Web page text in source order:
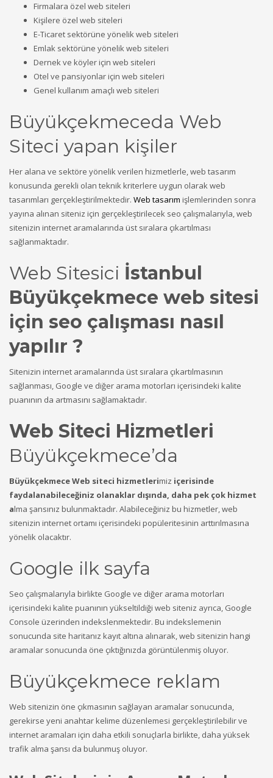
Firmalara özel web siteleri
Kişilere özel web siteleri
E-Ticaret sektörüne yönelik web siteleri
Emlak sektörüne yönelik web siteleri
Dernek ve köyler için web siteleri
Otel ve pansiyonlar için web siteleri
Genel kullanım amaçlı web siteleri
Büyükçekmeceda Web
Siteci yapan kişiler
Her alana ve sektöre yönelik verilen hizmetlerle, web tasarım
konusunda gerekli olan teknik kriterlere uygun olarak web
tasarımları gerçekleştirilmektedir. Web tasarım işlemlerinden sonra
yayına alınan siteniz için gerçekleştirilecek seo çalışmalarıyla, web
sitenizin internet aramalarında üst sıralara çıkartılması
sağlanmaktadır.
Web Sitesici İstanbul
Büyükçekmece web sitesi
için seo çalışması nasıl
yapılır ?
Sitenizin internet aramalarında üst sıralara çıkartılmasının
sağlanması, Google ve diğer arama motorları içerisindeki kalite
puanının da artmasını sağlamaktadır.
Web Siteci Hizmetleri
Büyükçekmece’da
Büyükçekmece Web siteci hizmetlerimiz içerisinde
faydalanabileceğiniz olanaklar dışında, daha pek çok hizmet
alma şansınız bulunmaktadır. Alabileceğiniz bu hizmetler, web
sitenizin internet ortamı içerisindeki popüleritesinin arttırılmasına
yönelik olacaktır.
Google ilk sayfa
Seo çalışmalarıyla birlikte Google ve diğer arama motorları
içerisindeki kalite puanının yükseltildiği web siteniz ayrıca, Google
Console üzerinden indekslenmektedir. Bu indekslemenin
sonucunda site haritanız kayıt altına alınarak, web sitenizin hangi
aramalar sonucunda öne çıktığınızda görüntülenmiş oluyor.
Büyükçekmece reklam
Web sitenizin öne çıkmasının sağlayan aramalar sonucunda,
gerekirse yeni anahtar kelime düzenlemesi gerçekleştirilebilir ve
internet aramaları için daha etkili sonuçlarla birlikte, daha yüksek
trafik alma şansı da bulunmuş oluyor.